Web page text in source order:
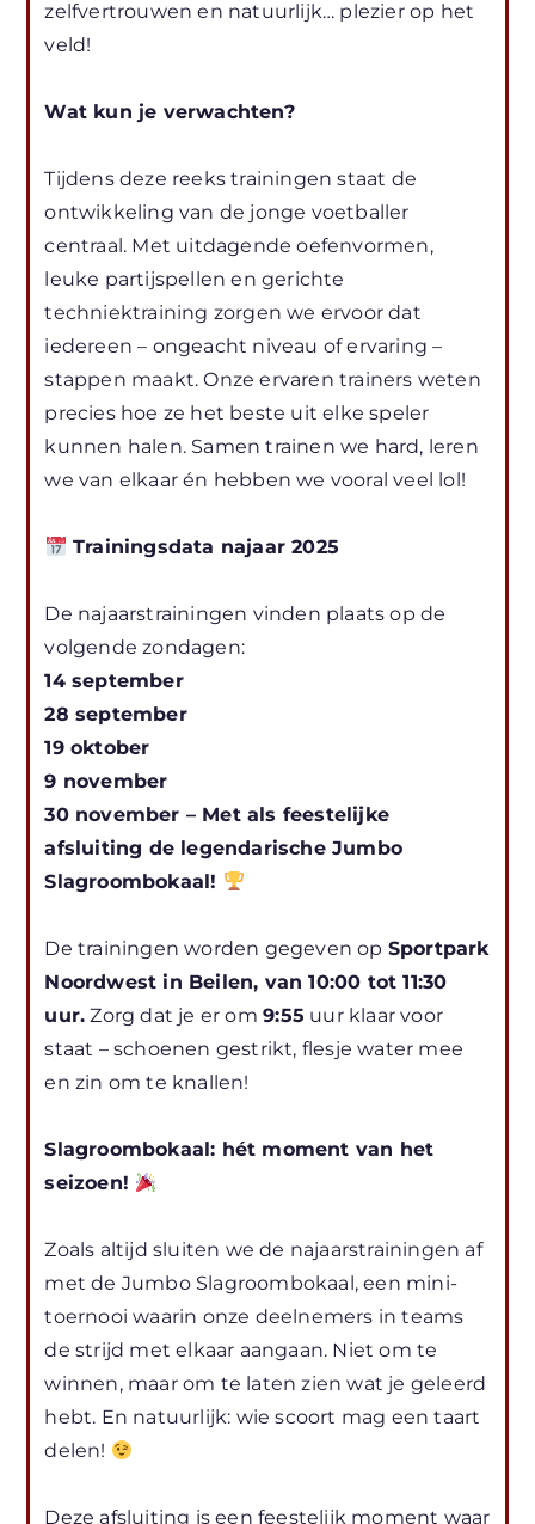
zelfvertrouwen en natuurlijk… plezier op het
veld!
Wat kun je verwachten?
Tijdens deze reeks trainingen staat de
ontwikkeling van de jonge voetballer
centraal. Met uitdagende oefenvormen,
leuke partijspellen en gerichte
techniektraining zorgen we ervoor dat
iedereen – ongeacht niveau of ervaring –
stappen maakt. Onze ervaren trainers weten
precies hoe ze het beste uit elke speler
kunnen halen. Samen trainen we hard, leren
we van elkaar én hebben we vooral veel lol!
Trainingsdata najaar 2025
De najaarstrainingen vinden plaats op de
volgende zondagen:
14 september
28 september
19 oktober
9 november
30 november – Met als feestelijke
afsluiting de legendarische Jumbo
Slagroombokaal!
De trainingen worden gegeven op Sportpark
Noordwest in Beilen, van 10:00 tot 11:30
uur. Zorg dat je er om9:55 uur klaar voor
staat – schoenen gestrikt, flesje water mee
en zin om te knallen!
Slagroombokaal: hét moment van het
seizoen!
Zoals altijd sluiten we de najaarstrainingen af
met de Jumbo Slagroombokaal, een mini-
toernooi waarin onze deelnemers in teams
de strijd met elkaar aangaan. Niet om te
winnen, maar om te laten zien wat je geleerd
hebt. En natuurlijk: wie scoort mag een taart
delen!
Deze afsluiting is een feestelijk moment waar